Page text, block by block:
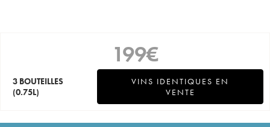
199€
3 BOUTEILLES
(0.75L)
VINS IDENTIQUES EN
VENTE